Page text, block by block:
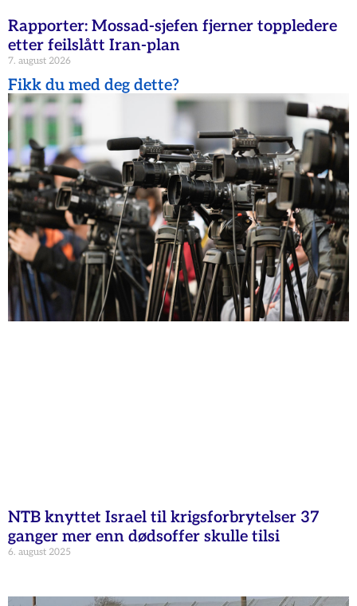
Rapporter: Mossad-sjefen fjerner toppledere
etter feilslått Iran-plan
7. august 2026
Fikk du med deg dette?
NTB knyttet Israel til krigsforbrytelser 37
ganger mer enn dødsoffer skulle tilsi
6. august 2025